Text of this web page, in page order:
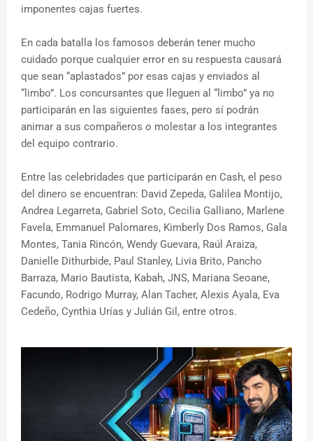
imponentes cajas fuertes.
En cada batalla los famosos deberán tener mucho
cuidado porque cualquier error en su respuesta causará
que sean “aplastados” por esas cajas y enviados al
“limbo”. Los concursantes que lleguen al “limbo” ya no
participarán en las siguientes fases, pero sí podrán
animar a sus compañeros o molestar a los integrantes
del equipo contrario.
Entre las celebridades que participarán en Cash, el peso
del dinero se encuentran: David Zepeda, Galilea Montijo,
Andrea Legarreta, Gabriel Soto, Cecilia Galliano, Marlene
Favela, Emmanuel Palomares, Kimberly Dos Ramos, Gala
Montes, Tania Rincón, Wendy Guevara, Raúl Araiza,
Danielle Dithurbide, Paul Stanley, Livia Brito, Pancho
Barraza, Mario Bautista, Kabah, JNS, Mariana Seoane,
Facundo, Rodrigo Murray, Alan Tacher, Alexis Ayala, Eva
Cedeño, Cynthia Urías y Julián Gil, entre otros.